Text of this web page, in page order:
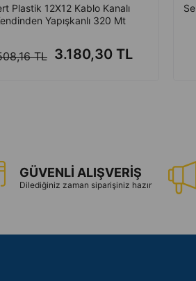
Plastik 12X12 Kablo Kanalı
Yapışkanlı 320 Mt
3.180,30 TL
TL
GÜVENLİ ALIŞVERİŞ
Dilediğiniz zaman siparişiniz hazır